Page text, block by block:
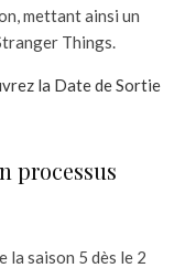
mettant ainsi un
Things.
la Date de Sortie
processus
la saison 5 dès le 2